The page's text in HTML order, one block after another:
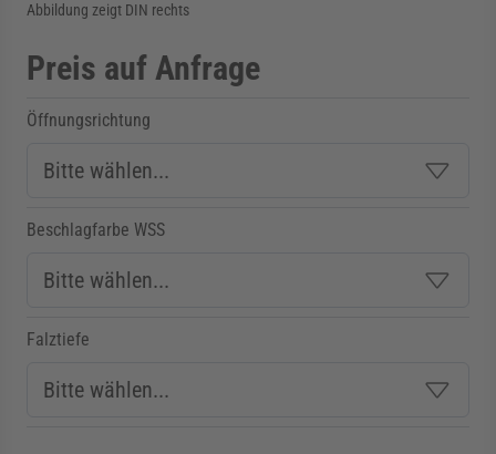
Abbildung zeigt DIN rechts
Preis auf Anfrage
Öffnungsrichtung
Beschlagfarbe WSS
Falztiefe